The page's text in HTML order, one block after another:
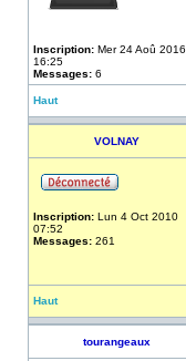
Inscription: Mer 24 Aoû 2016
16:25
Messages: 6
Haut
VOLNAY
Inscription: Lun 4 Oct 2010
07:52
Messages: 261
Haut
tourangeaux